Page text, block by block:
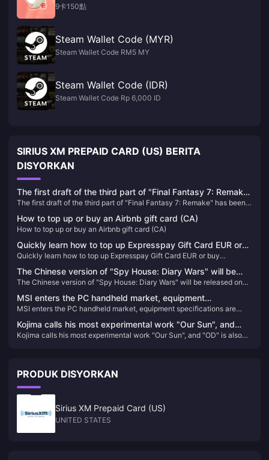
9卡150點
Steam Wallet Code (MYR)
Steam Wallet Code RM5 MY
Steam Wallet Code (IDR)
Steam Wallet Code Rp 6,000 ID
SIRIUS XM PREPAID CARD (US) BERITA
DISYORKAN
The first draft of the third part of "Final Fantasy 7: Remake"
has been completed and will include airship travel
The first draft of the third part of "Final Fantasy 7: Remake" has been
How to top up or buy an Airbnb gift card (CA)
How to top up or buy an Airbnb gift card (CA)
Quickly learn how to top up Expresspay Gift Card EUR or
buy Expresspay Gift Card EUR
Quickly learn how to top up Expresspay Gift Card EUR or buy
The Chinese version of "Spy House: Diary Wars" will be
released on June 27
The Chinese version of "Spy House: Diary Wars" will be released on
MSI enters the PC handheld market, equipment
specifications are suspected to be exposed
MSI enters the PC handheld market, equipment specifications are
Kojima calls his most experimental work "Our Sun", and
"OD" is also different.
Kojima calls his most experimental work "Our Sun", and "OD" is also
PRODUK DISYORKAN
Sirius XM Prepaid Card (US)
UNITED STATES